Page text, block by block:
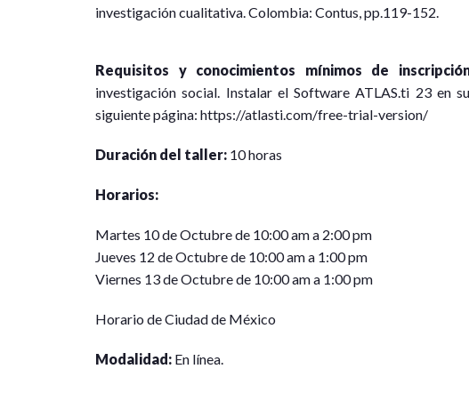
investigación cualitativa. Colombia: Contus, pp.119-152.
Requisitos y conocimientos mínimos de
investigación social. Instalar el Software ATLAS.ti 23 en
siguiente página: https://atlasti.com/free-trial-version/
Duración del taller: 10 horas
Horarios:
Martes 10 de Octubre de 10:00 am a 2:00 pm
Jueves 12 de Octubre de 10:00 am a 1:00 pm
Viernes 13 de Octubre de 10:00 am a 1:00 pm
Horario de Ciudad de México
Modalidad: En línea.